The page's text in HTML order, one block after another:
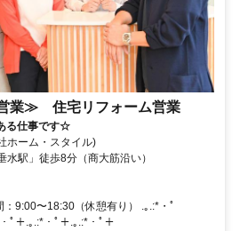
業≫ 住宅リフォーム営業
る仕事です☆
ホーム・スタイル)
線「垂水駅」徒歩8分（商大筋沿い）
9:00〜18:30（休憩有り） .｡.:*・ﾟ
ﾟ＋.｡.:*・ﾟ＋.｡.:*・ﾟ＋